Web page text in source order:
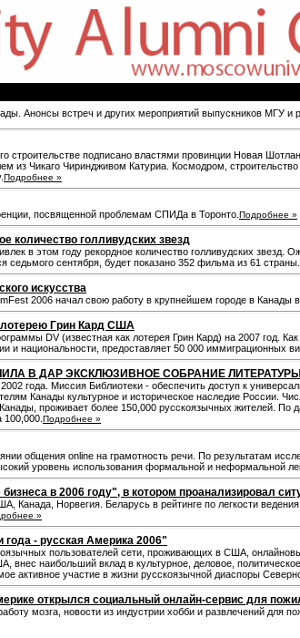
Анонсы встреч и других мероприятий выпускников МГУ и
строительстве подписано властями провинции Новая
Чикаго Чириндживом Катуриа. Космодром, строительство
Подробнее »
посвященной проблемам СПИДа в Торонто. Подробнее »
количество голливудских звезд
в этом году рекордное количество голливудских
сентября, будет показано 352 фильма из 61 страны.
искусства
2006 начал свою работу в крупнейшем городе в Канады в
лотерею Грин Кард США
DV (известная как лотерея Грин Кард) на 2007 год.
и национальности, предоставляет 50 000 иммиграционных
В ДАР ЭКСКЛЮЗИВНОЕ СОБРАНИЕ ЛИТЕРАТУРЫ
года. Миссия Библиотеки - обеспечить доступ к
Канады культурное и историческое наследие России.
проживает более 150,000 русскоязычных жителей.
100,000. Подробнее »
общения online на грамотность речи. По результатам
уровень использования формальной и неформальной
в 2006 году", в котором проанализировал
Канада, Норвегия. Беларусь в рейтинге по легкости
»
- русская Америка 2006"
пользователей сети, проживающих в США,
наибольший вклад в культурное, деловое,
активное участие в жизни русскоязычной диаспоры
открылся социальный онлайн-сервис для
мозга, новости из индустрии хобби и развлечений для